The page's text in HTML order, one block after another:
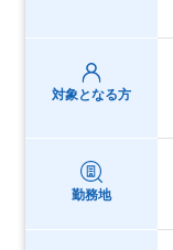
対象となる方
勤務地